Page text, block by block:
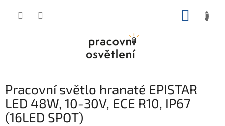
Pracovní světlo hranaté EPISTAR
LED 48W, 10-30V, ECE R10, IP67
(16LED SPOT)